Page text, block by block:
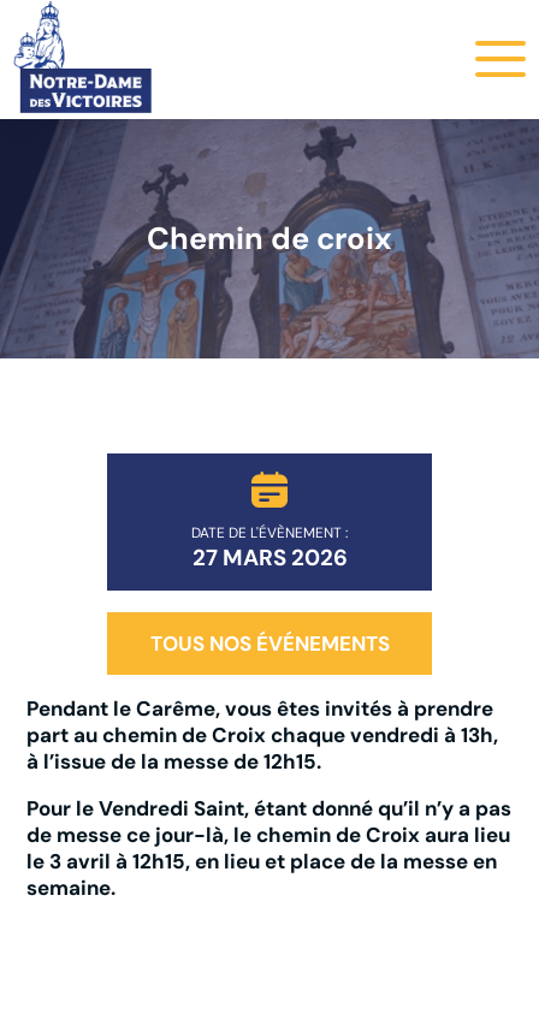
Chemin de croix
DATE DE L'ÉVÈNEMENT :
27 MARS 2026
TOUS NOS ÉVÉNEMENTS
Pendant le Carême, vous êtes invités à prendre
part au chemin de Croix chaque vendredi à 13h,
à l’issue de la messe de 12h15.
Pour le Vendredi Saint, étant donné qu’il n’y a pas
de messe ce jour-là, le chemin de Croix aura lieu
le 3 avril à 12h15, en lieu et place de la messe en
semaine.